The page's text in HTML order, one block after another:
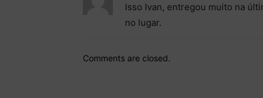
Isso Ivan, entregou muito na
no lugar.
Comments are closed.